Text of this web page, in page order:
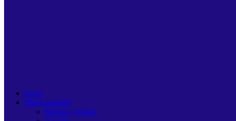
Inicio
Municipalidad
Misión y Visión